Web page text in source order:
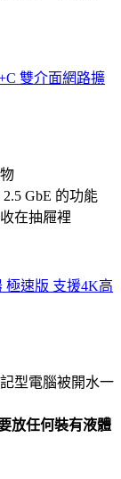
雙介面網路擴
GbE 的功能
在抽屜裡
極速版 支援4K高
型電腦被開水一
放任何裝有液體